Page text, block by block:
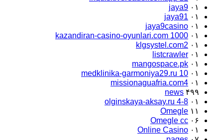
jaya9 ۰۱
jaya91 ۰۱
jaya9casino ۰۱
kazandiran-casino-oyunlari.com 1000 ۰۱
klgsystel.com2 ۰۱
listcrawler ۰۱
mangospace.pk ۰۱
medklinika-garmoniya29.ru 10 ۰۱
missionaguafria.com4 ۰۱
news ۴۹۹
olginskaya-aksay.ru 4-8 ۰۱
Omegle ۱۱
Omegle cc ۰۶
Online Casino ۰۱